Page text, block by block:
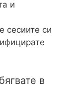
и
сесиите си
в